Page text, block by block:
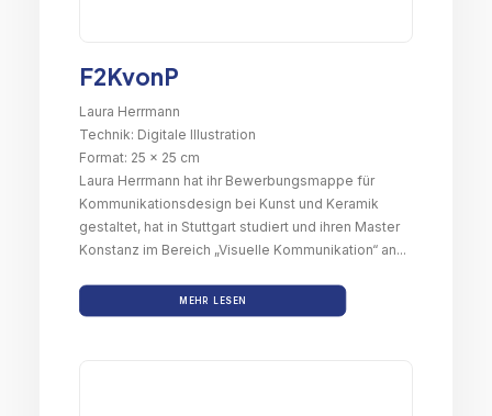
F2KvonP
Laura Herrmann
Technik: Digitale Illustration
Format: 25 x 25 cm
Laura Herrmann hat ihr Bewerbungsmappe für
Kommunikationsdesign bei Kunst und Keramik
gestaltet, hat in Stuttgart studiert und ihren Master
Konstanz im Bereich „Visuelle Kommunikation“ an...
MEHR LESEN